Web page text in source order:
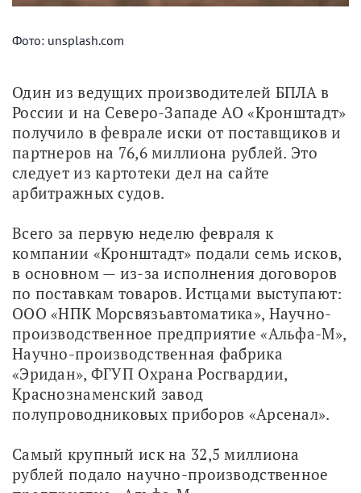
Фото: unsplash.com
Один из ведущих производителей БПЛА в
России и на Северо-Западе АО «Кронштадт»
получило в феврале иски от поставщиков и
партнеров на 76,6 миллиона рублей. Это
следует из картотеки дел на сайте
арбитражных судов.
Всего за первую неделю февраля к
компании «Кронштадт» подали семь исков,
в основном — из-за исполнения договоров
по поставкам товаров. Истцами выступают:
ООО «НПК Морсвязьавтоматика», Научно-
производственное предприятие «Альфа-М»,
Научно-производственная фабрика
«Эридан», ФГУП Охрана Росгвардии,
Краснознаменский завод
полупроводниковых приборов «Арсенал».
Самый крупный иск на 32,5 миллиона
рублей подало научно-производственное